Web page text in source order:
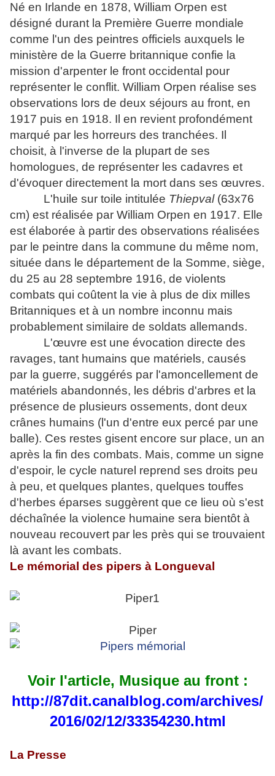
Né en Irlande en 1878, William Orpen est
désigné durant la Première Guerre mondiale
comme l'un des peintres officiels auxquels le
ministère de la Guerre britannique confie la
mission d'arpenter le front occidental pour
représenter le conflit. William Orpen réalise ses
observations lors de deux séjours au front, en
1917 puis en 1918. Il en revient profondément
marqué par les horreurs des tranchées. Il
choisit, à l'inverse de la plupart de ses
homologues, de représenter les cadavres et
d'évoquer directement la mort dans ses œuvres.
L'huile sur toile intitulée Thiepval(63x76
cm) est réalisée par William Orpen en 1917. Elle
est élaborée à partir des observations réalisées
par le peintre dans la commune du même nom,
située dans le département de la Somme, siège,
du 25 au 28 septembre 1916, de violents
combats qui coûtent la vie à plus de dix milles
Britanniques et à un nombre inconnu mais
probablement similaire de soldats allemands.
L'œuvre est une évocation directe des
ravages, tant humains que matériels, causés
par la guerre, suggérés par l'amoncellement de
matériels abandonnés, les débris d'arbres et la
présence de plusieurs ossements, dont deux
crânes humains (l'un d'entre eux percé par une
balle). Ces restes gisent encore sur place, un an
après la fin des combats. Mais, comme un signe
d'espoir, le cycle naturel reprend ses droits peu
à peu, et quelques plantes, quelques touffes
d'herbes éparses suggèrent que ce lieu où s'est
déchaînée la violence humaine sera bientôt à
nouveau recouvert par les près qui se trouvaient
là avant les combats.
Le mémorial des pipers à Longueval
Voir l'article, Musique au front :
http://87dit.canalblog.com/archives/
2016/02/12/33354230.html
La Presse